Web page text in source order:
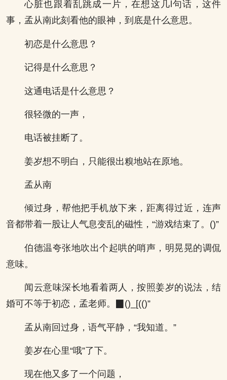
心脏也跟着乱跳成一片，在想这几l句话，这件
事，孟从南此刻看他的眼神，到底是什么意思。
初恋是什么意思？
记得是什么意思？
这通电话是什么意思？
很轻微的一声，
电话被挂断了。
姜岁想不明白，只能很出糗地站在原地。
孟从南
倾过身，帮他把手机放下来，距离得过近，连声
音都带着一股让人气息变乱的磁性，“游戏结束了。()”
伯德温夸张地吹出个起哄的哨声，明晃晃的调侃
意味。
闻云意味深长地看着两人，按照姜岁的说法，结
婚可不等于初恋，孟老师。▉()_[(()”
孟从南回过身，语气平静，“我知道。”
姜岁在心里“哦”了下。
现在他又多了一个问题，